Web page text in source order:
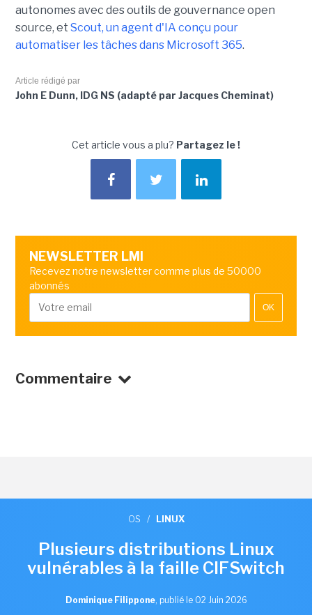
autonomes avec des outils de gouvernance open
source, et Scout, un agent d'IA conçu pour
automatiser les tâches dans Microsoft 365.
Article rédigé par
John E Dunn, IDG NS (adapté par Jacques Cheminat)
Cet article vous a plu? Partagez le !
NEWSLETTER LMI
Recevez notre newsletter comme plus de 50000
abonnés
OK
Commentaire
OS / LINUX
Plusieurs distributions Linux
vulnérables à la faille CIFSwitch
Dominique Filippone, publié le 02 Juin 2026